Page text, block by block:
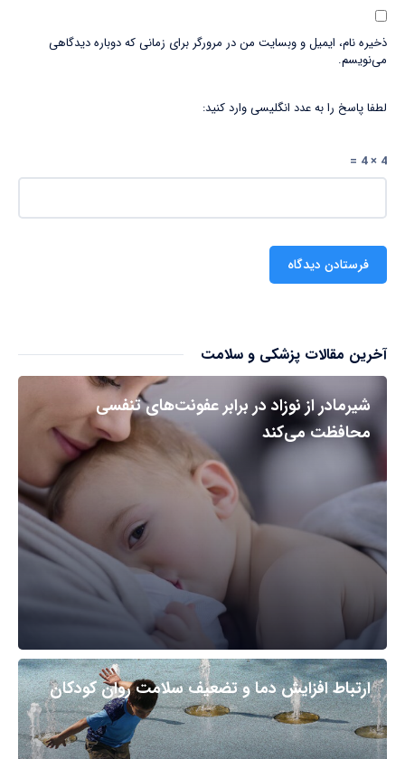
ذخیره نام، ایمیل و وبسایت من در مرورگر برای زمانی که دوباره دیدگاهی
می‌نویسم.
لطفا پاسخ را به عدد انگلیسی وارد کنید:
4 × 4 =
آخرین مقالات پزشکی و سلامت
شیرمادر از نوزاد در برابر عفونت‌های تنفسی
محافظت می‌کند
ارتباط افزایش دما و تضعیف سلامت روان کودکان